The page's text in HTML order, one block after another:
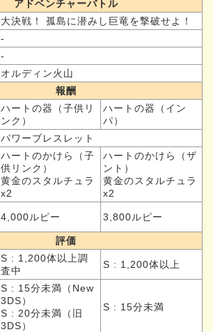
アドベンチャーバトル
大決戦！ 孤島に潜みし巨竜を撃破せよ！
-
-
オルディン火山
報酬
ハートの器（子供リ
ンク）
ハートの器（イン
パ）
パワーブレスレット
ハートのかけら（子
供リンク）
黄金のスタルチュラ
x2
ハートのかけら（ザ
ント）
黄金のスタルチュラ
x2
4,000ルピー 3,800ルピー
評価
S : 1,200体以上調
査中
S : 1,200体以上
S : 15分未満（New
3DS）
S : 20分未満（旧
3DS）
S : 15分未満